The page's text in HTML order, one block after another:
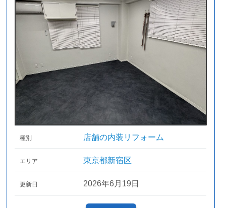
種別 店舗の内装リフォーム
エリア 東京都新宿区
更新日 2026年6月19日